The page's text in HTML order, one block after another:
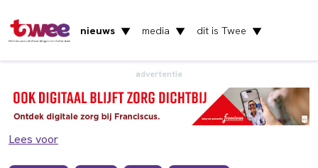
Het nieuws uit Vlaardingen en Schiedam
nieuws ▼ media ▼ dit is Twee ▼
advertentie
Lees voor